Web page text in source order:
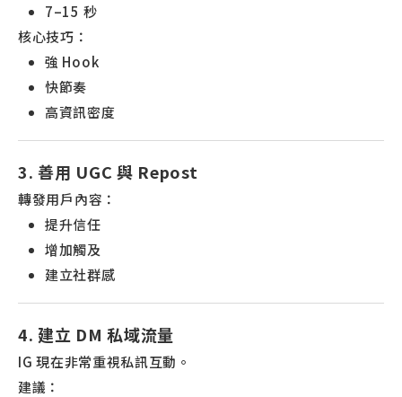
7–15 秒
核心技巧：
強 Hook
快節奏
高資訊密度
3. 善用 UGC 與 Repost
轉發用戶內容：
提升信任
增加觸及
建立社群感
4. 建立 DM 私域流量
IG 現在非常重視私訊互動。
建議：